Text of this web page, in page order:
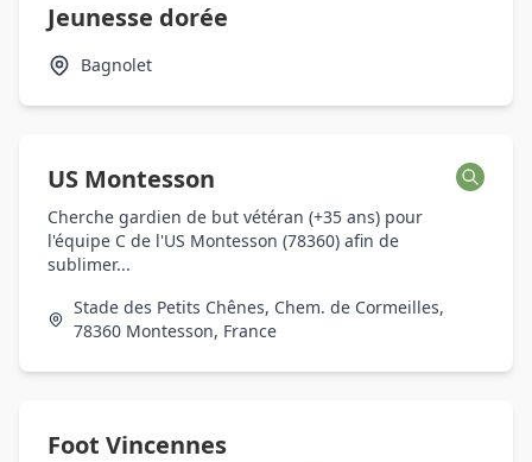
Jeunesse dorée
Bagnolet
US Montesson
Cherche gardien de but vétéran (+35 ans) pour
l'équipe C de l'US Montesson (78360) afin de
sublimer...
Stade des Petits Chênes, Chem. de Cormeilles,
78360 Montesson, France
Foot Vincennes